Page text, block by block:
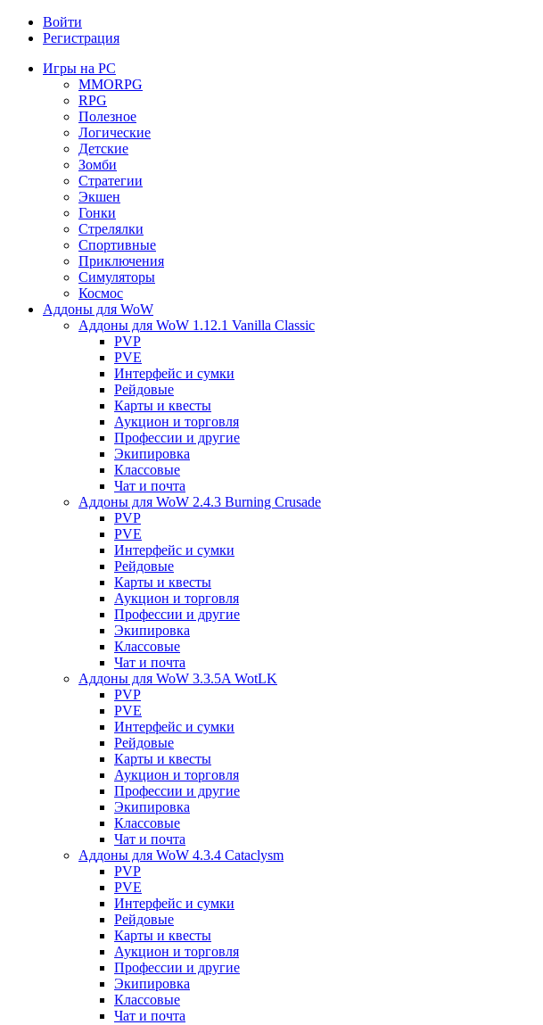
Войти
Регистрация
Игры на PC
MMORPG
RPG
Полезное
Логические
Детские
Зомби
Стратегии
Экшен
Гонки
Стрелялки
Спортивные
Приключения
Симуляторы
Космос
Аддоны для WoW
Аддоны для WoW 1.12.1 Vanilla Classic
PVP
PVE
Интерфейс и сумки
Рейдовые
Карты и квесты
Аукцион и торговля
Профессии и другие
Экипировка
Классовые
Чат и почта
Аддоны для WoW 2.4.3 Burning Crusade
PVP
PVE
Интерфейс и сумки
Рейдовые
Карты и квесты
Аукцион и торговля
Профессии и другие
Экипировка
Классовые
Чат и почта
Аддоны для WoW 3.3.5A WotLK
PVP
PVE
Интерфейс и сумки
Рейдовые
Карты и квесты
Аукцион и торговля
Профессии и другие
Экипировка
Классовые
Чат и почта
Аддоны для WoW 4.3.4 Cataclysm
PVP
PVE
Интерфейс и сумки
Рейдовые
Карты и квесты
Аукцион и торговля
Профессии и другие
Экипировка
Классовые
Чат и почта